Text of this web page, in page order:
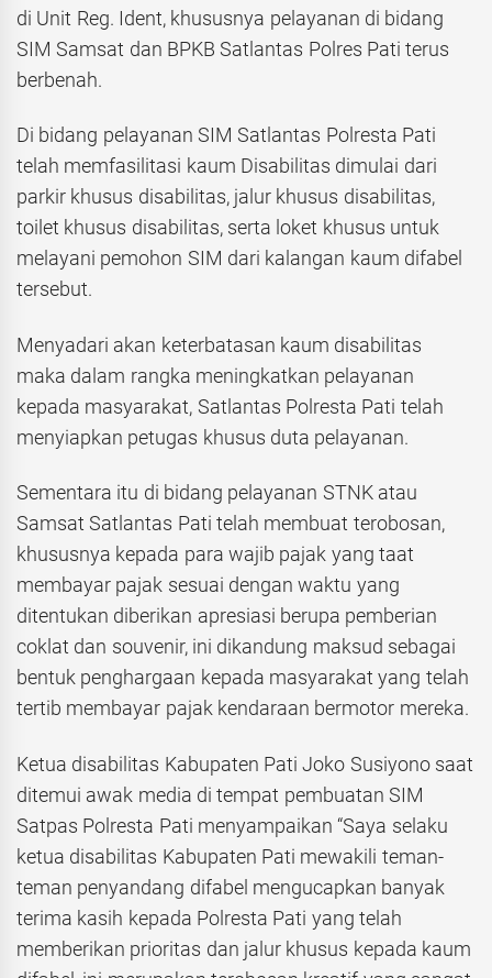
di Unit Reg. Ident, khususnya pelayanan di bidang
SIM Samsat dan BPKB Satlantas Polres Pati terus
berbenah.
Di bidang pelayanan SIM Satlantas Polresta Pati
telah memfasilitasi kaum Disabilitas dimulai dari
parkir khusus disabilitas, jalur khusus disabilitas,
toilet khusus disabilitas, serta loket khusus untuk
melayani pemohon SIM dari kalangan kaum difabel
tersebut.
Menyadari akan keterbatasan kaum disabilitas
maka dalam rangka meningkatkan pelayanan
kepada masyarakat, Satlantas Polresta Pati telah
menyiapkan petugas khusus duta pelayanan.
Sementara itu di bidang pelayanan STNK atau
Samsat Satlantas Pati telah membuat terobosan,
khususnya kepada para wajib pajak yang taat
membayar pajak sesuai dengan waktu yang
ditentukan diberikan apresiasi berupa pemberian
coklat dan souvenir, ini dikandung maksud sebagai
bentuk penghargaan kepada masyarakat yang telah
tertib membayar pajak kendaraan bermotor mereka.
Ketua disabilitas Kabupaten Pati Joko Susiyono saat
ditemui awak media di tempat pembuatan SIM
Satpas Polresta Pati menyampaikan “Saya selaku
ketua disabilitas Kabupaten Pati mewakili teman-
teman penyandang difabel mengucapkan banyak
terima kasih kepada Polresta Pati yang telah
memberikan prioritas dan jalur khusus kepada kaum